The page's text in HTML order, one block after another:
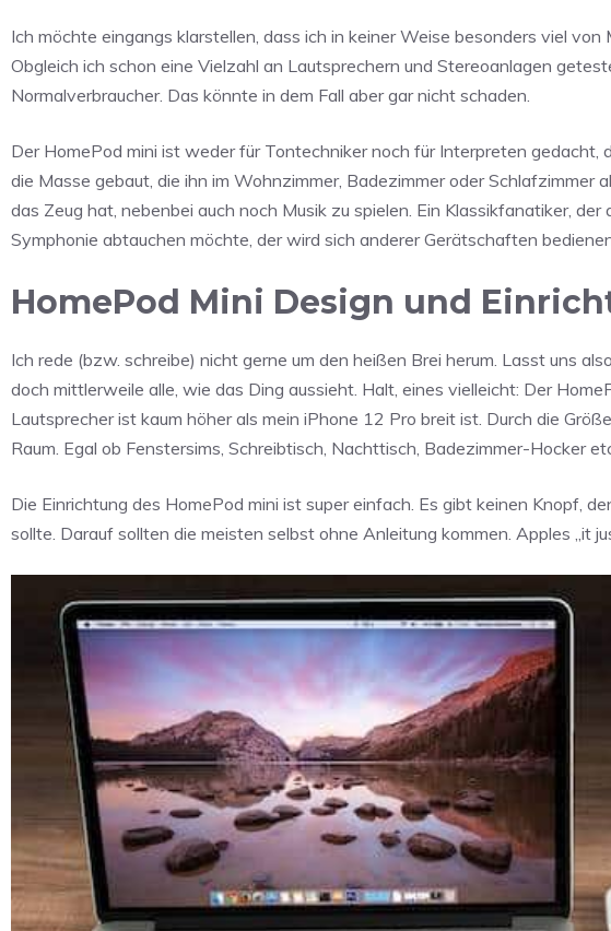
Ich möchte eingangs klarstellen, dass ich in keiner Weise besonders viel
Obgleich ich schon eine Vielzahl an Lautsprechern und Stereoanlagen
Normalverbraucher. Das könnte in dem Fall aber gar nicht schaden.
Der HomePod mini ist weder für Tontechniker noch für Interpreten
die Masse gebaut, die ihn im Wohnzimmer, Badezimmer oder
das Zeug hat, nebenbei auch noch Musik zu spielen. Ein Klassikfanatiker,
Symphonie abtauchen möchte, der wird sich anderer Gerätschaften
HomePod Mini Design und
Ich rede (bzw. schreibe) nicht gerne um den heißen Brei herum. Lasst uns
doch mittlerweile alle, wie das Ding aussieht. Halt, eines vielleicht: Der
Lautsprecher ist kaum höher als mein iPhone 12 Pro breit ist. Durch die
Raum. Egal ob Fenstersims, Schreibtisch, Nachttisch, Badezimmer-Hocker
Die Einrichtung des HomePod mini ist super einfach. Es gibt keinen Knopf,
sollte. Darauf sollten die meisten selbst ohne Anleitung kommen. Apples „it